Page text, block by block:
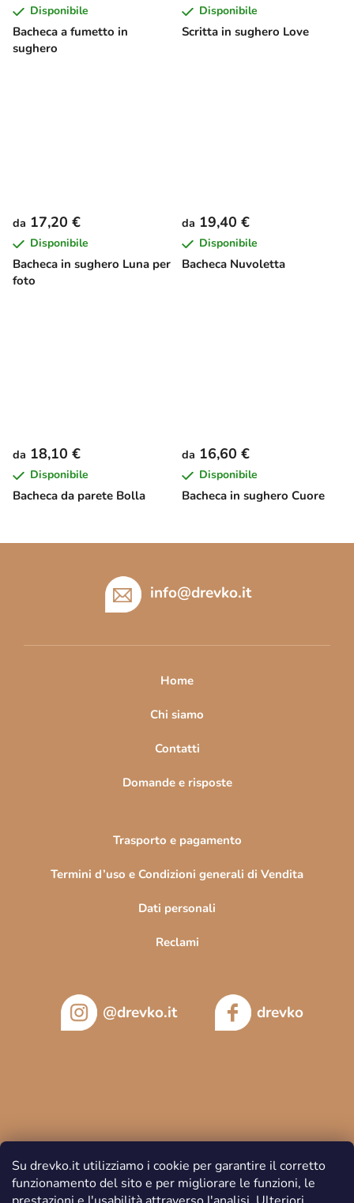
Su drevko.it utilizziamo i cookie per garantire il corretto
funzionamento del sito e per migliorare le funzioni, le
Bacheca a fumetto in
sughero
Disponibile
Scritta in sughero Love
Disponibile
Bacheca in sughero Luna per
foto
da 17,20 €
Disponibile
Bacheca Nuvoletta
da 19,40 €
Disponibile
Bacheca da parete Bolla
da 18,10 €
Disponibile
Bacheca in sughero Cuore
da 16,60 €
Disponibile
info@drevko.it
Home
Chi siamo
Contatti
Domande e risposte
Trasporto e pagamento
Termini d’uso e Condizioni generali di Vendita
Dati personali
Reclami
@drevko.it drevko